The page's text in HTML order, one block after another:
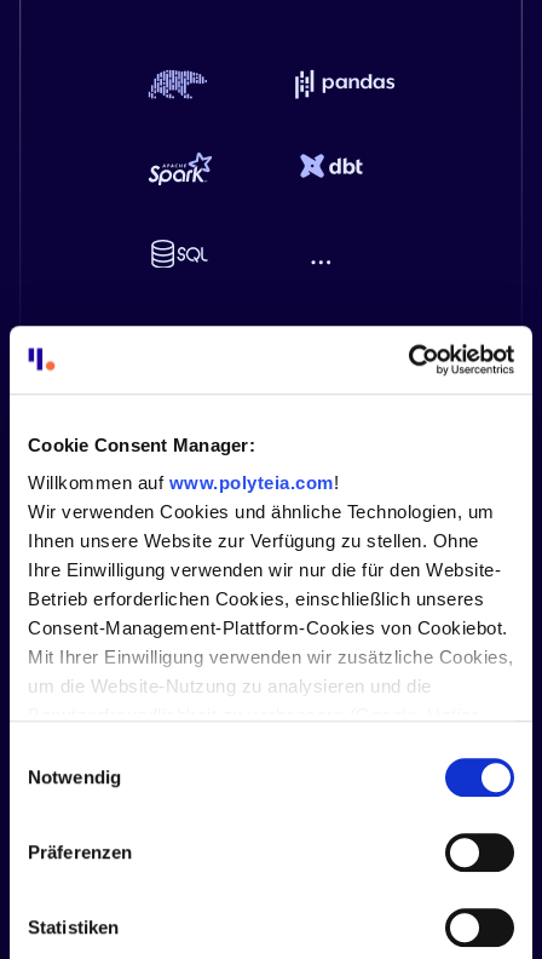
Cookie Consent Manager:
Willkommen auf www.polyteia.com!
Wir verwenden Cookies und ähnliche Technologien, um
Ihnen unsere Website zur Verfügung zu stellen. Ohne
Ihre Einwilligung verwenden wir nur die für den Website-
Betrieb erforderlichen Cookies, einschließlich unseres
Consent-Management-Plattform-Cookies von Cookiebot.
Mit Ihrer Einwilligung verwenden wir zusätzliche Cookies,
um die Website-Nutzung zu analysieren und die
personalisierte Werbung anzuzeigen (Google Ads).
Informationen werden an unsere Partner für externe
Medien und Werbung (Google Ireland Limited und Google
LLC) weitergegeben, die sie mit anderen Daten
stimmen Sie der beschriebenen Verwendung von
Cookies zu. Alternativ können Sie die Verwendung von
Notwendig
Präferenzen
Statistiken
Build pipelines in your own environment.
Use tools such as dbt, Polars or Pandas to
prepare data locally and make it available in
Polyteia via API.